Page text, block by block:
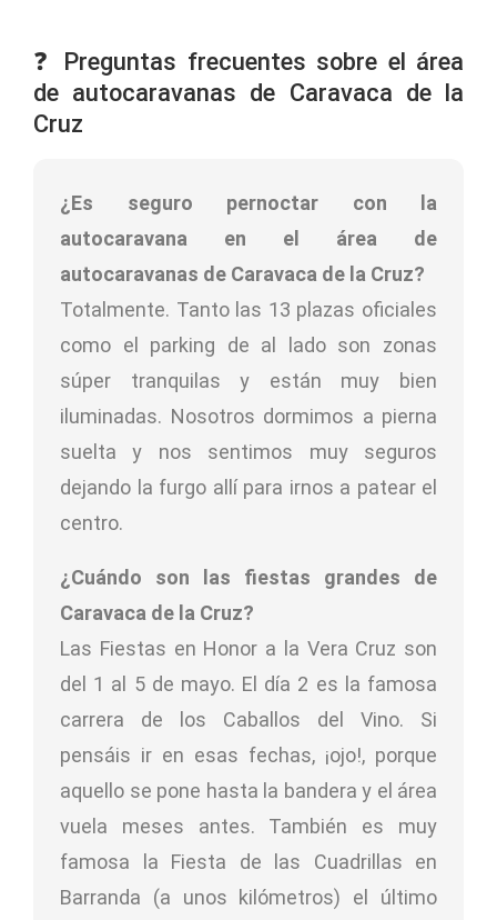
❓ Preguntas frecuentes sobre el área
de autocaravanas de Caravaca de la
Cruz
¿Es seguro pernoctar con la
autocaravana en el área de
autocaravanas de Caravaca de la Cruz?
Totalmente. Tanto las 13 plazas oficiales
como el parking de al lado son zonas
súper tranquilas y están muy bien
iluminadas. Nosotros dormimos a pierna
suelta y nos sentimos muy seguros
dejando la furgo allí para irnos a patear el
centro.
¿Cuándo son las fiestas grandes de
Caravaca de la Cruz?
Las Fiestas en Honor a la Vera Cruz son
del 1 al 5 de mayo. El día 2 es la famosa
carrera de los Caballos del Vino. Si
pensáis ir en esas fechas, ¡ojo!, porque
aquello se pone hasta la bandera y el área
vuela meses antes. También es muy
famosa la Fiesta de las Cuadrillas en
Barranda (a unos kilómetros) el último